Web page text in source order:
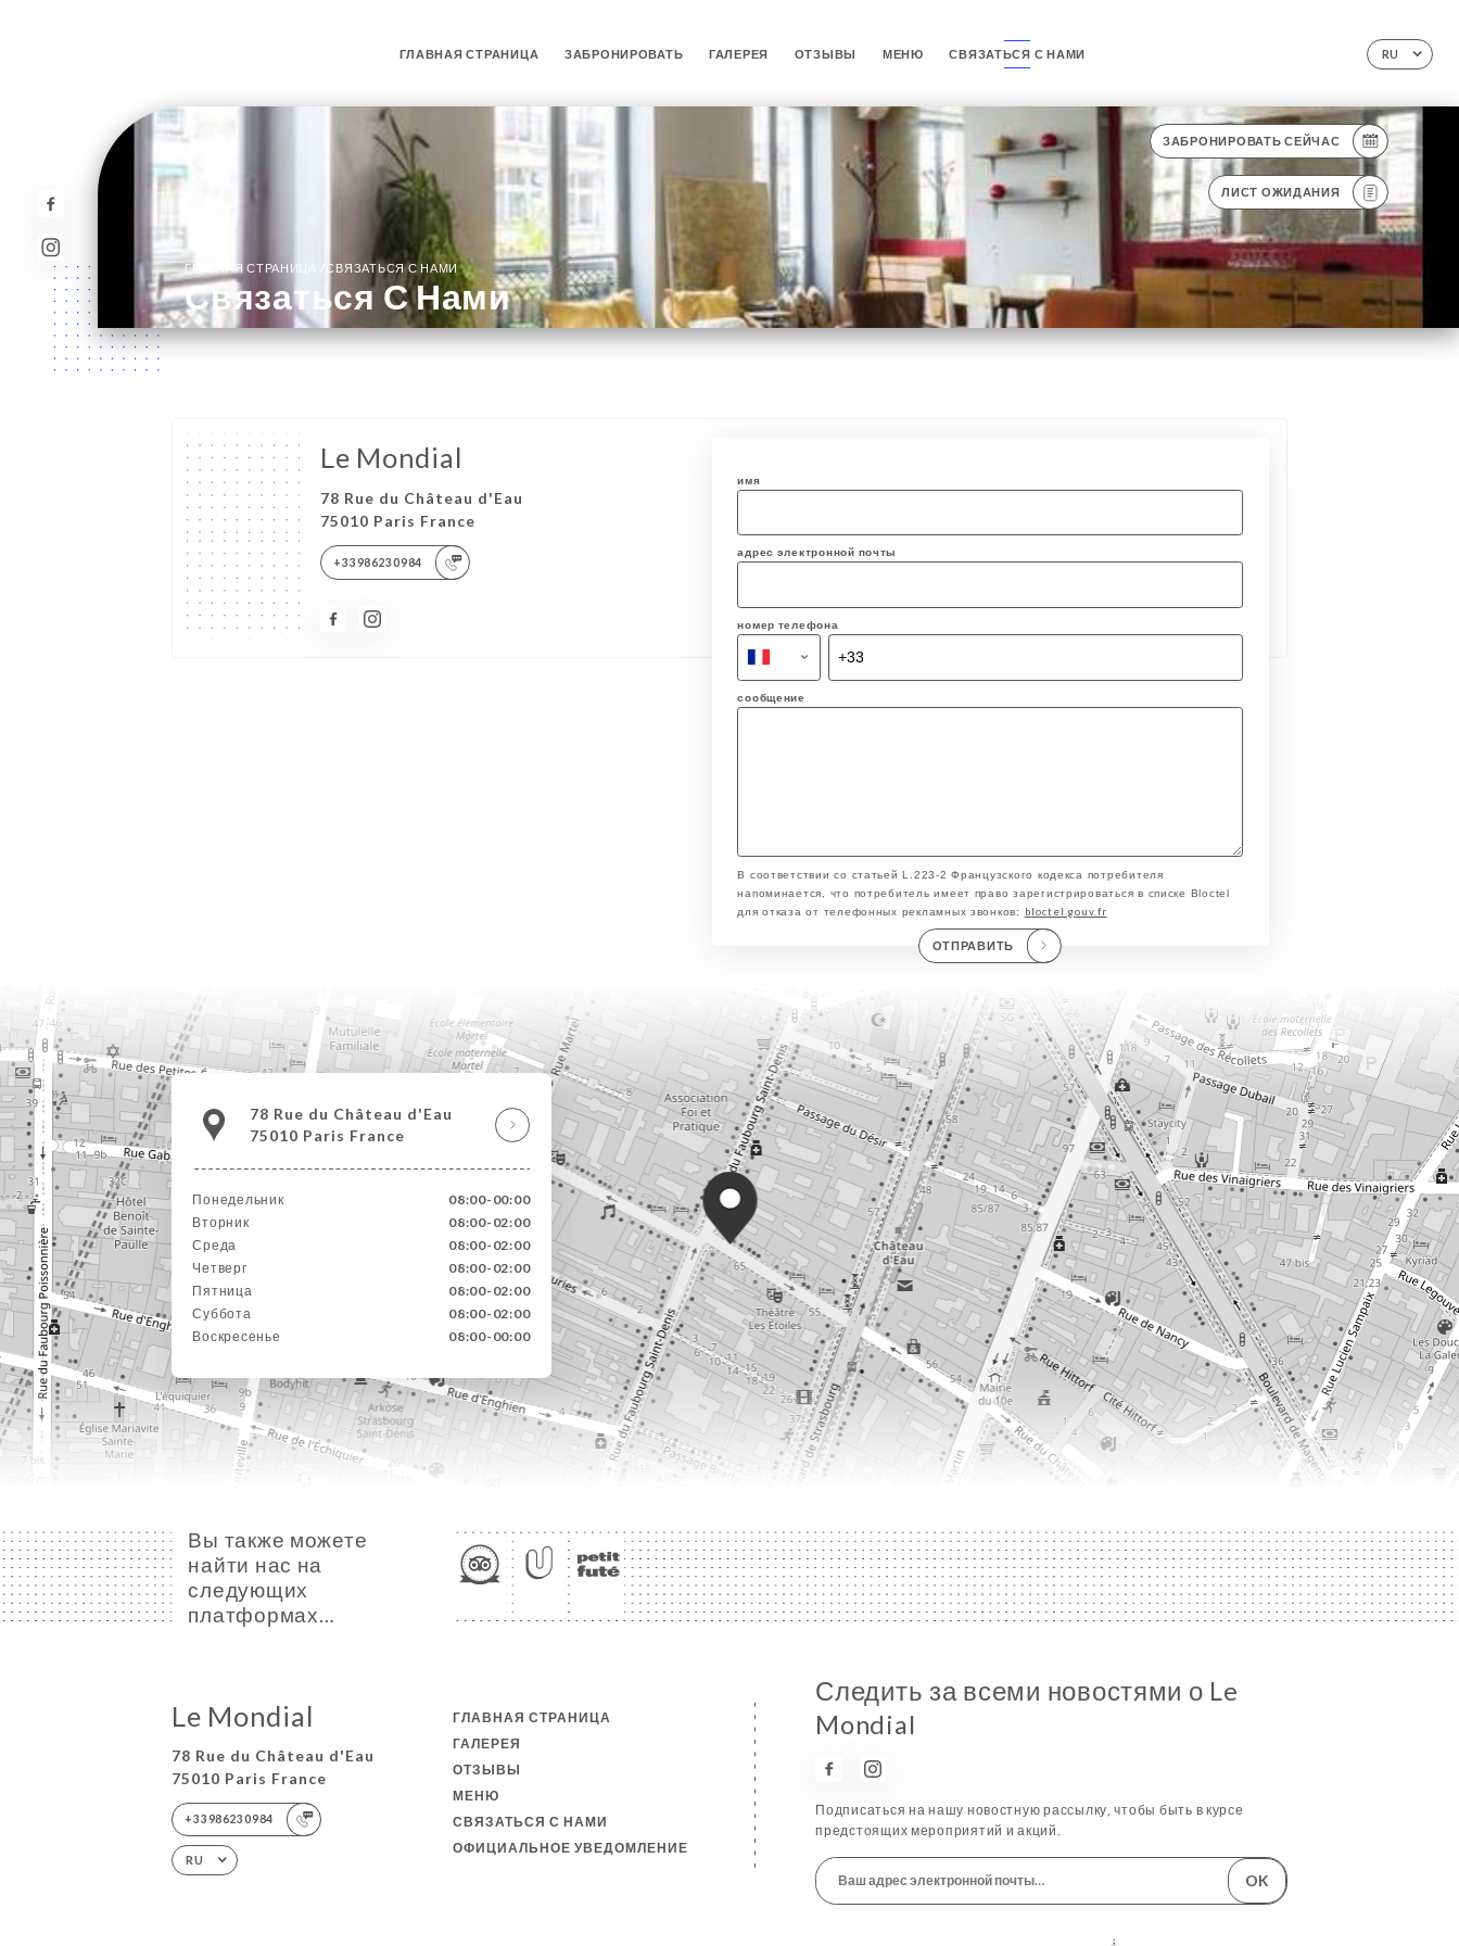
RU
ГЛАВНАЯ СТРАНИЦА ЗАБРОНИРОВАТЬ ГАЛЕРЕЯ ОТЗЫВЫ МЕНЮ СВЯЗАТЬСЯ С НАМИ
ЗАБРОНИРОВАТЬ СЕЙЧАС
ЛИСТ ОЖИДАНИЯ
ГЛАВНАЯ СТРАНИЦА / СВЯЗАТЬСЯ С НАМИ
Связаться С Нами
Le Mondial
78 Rue du Château d'Eau
75010 Paris France
+33986230984
имя
адрес электронной почты
номер телефона
сообщение
В соответствии со статьей L.223-2 Французского кодекса потребителя
напоминается, что потребитель имеет право зарегистрироваться в списке Bloctel
для отказа от телефонных рекламных звонков:
bloctel.gouv.fr
ОТПРАВИТЬ
78 Rue du Château d'Eau
75010 Paris France
Понедельник
08:00-00:00
Вторник
08:00-02:00
Среда
08:00-02:00
Четверг
08:00-02:00
Пятница
08:00-02:00
Суббота
08:00-02:00
Воскресенье
08:00-00:00
Вы также можете
найти нас на
следующих
платформах…
Le Mondial
78 Rue du Château d'Eau
75010 Paris France
+33986230984
RU
ГЛАВНАЯ СТРАНИЦА
ГАЛЕРЕЯ
ОТЗЫВЫ
МЕНЮ
СВЯЗАТЬСЯ С НАМИ
ОФИЦИАЛЬНОЕ УВЕДОМЛЕНИЕ
Следить за всеми новостями о Le
Mondial
Подписаться на нашу новостную рассылку, чтобы быть в курсе
предстоящих мероприятий и акций.
OK